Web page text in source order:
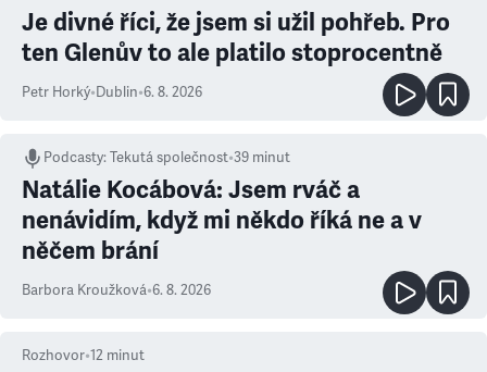
Je divné říci, že jsem si užil pohřeb. Pro
ten Glenův to ale platilo stoprocentně
Petr Horký•Dublin•6. 8. 2026
Podcasty:Tekutá společnost•39 minut
Natálie Kocábová: Jsem rváč a
nenávidím, když mi někdo říká ne a v
něčem brání
Barbora Kroužková•6. 8. 2026
Rozhovor•12 minut